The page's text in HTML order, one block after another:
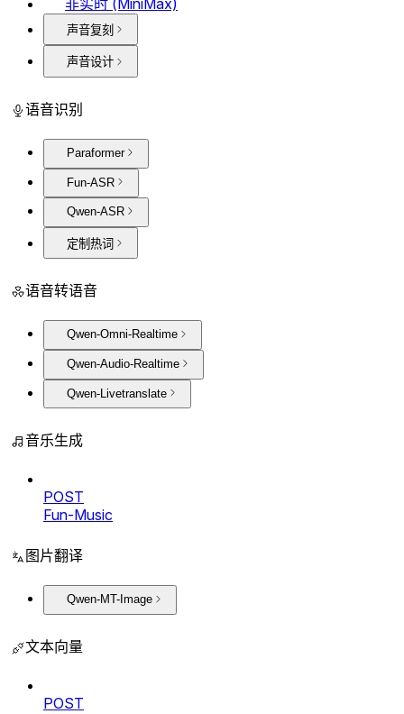
声音复刻
声音设计
语音识别
Paraformer
Fun-ASR
Qwen-ASR
定制热词
语音转语音
Qwen-Omni-Realtime
Qwen-Audio-Realtime
Qwen-Livetranslate
音乐生成
POST
Fun-Music
图片翻译
Qwen-MT-Image
文本向量
POST